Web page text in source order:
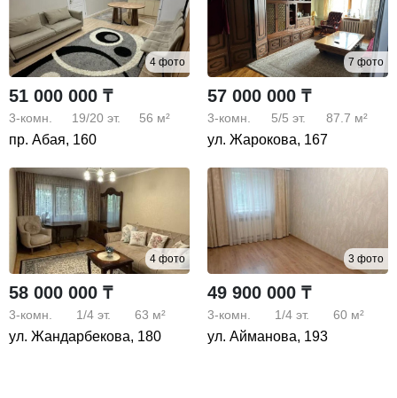
4 фото
51 000 000 ₸
3-комн. 19/20 эт. 56 м²
пр. Абая, 160
7 фото
57 000 000 ₸
3-комн. 5/5 эт. 87.7 м²
ул. Жарокова, 167
4 фото
58 000 000 ₸
3-комн. 1/4 эт. 63 м²
ул. Жандарбекова, 180
3 фото
49 900 000 ₸
3-комн. 1/4 эт. 60 м²
ул. Айманова, 193